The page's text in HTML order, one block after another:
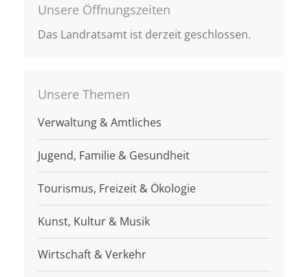
Unsere Öffnungszeiten
Das Landratsamt ist derzeit geschlossen.
Unsere Themen
Verwaltung & Amtliches
Jugend, Familie & Gesundheit
Tourismus, Freizeit & Ökologie
Kunst, Kultur & Musik
Wirtschaft & Verkehr